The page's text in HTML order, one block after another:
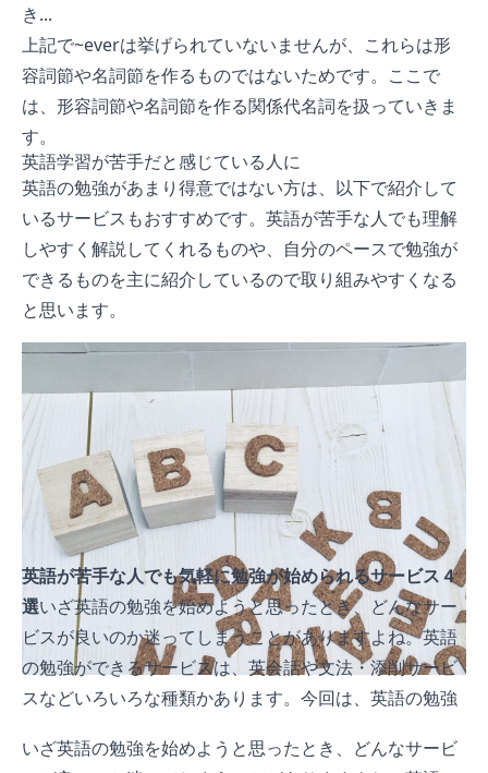
き...
上記で~everは挙げられていないませんが、これらは形
容詞節や名詞節を作るものではないためです。ここで
は、形容詞節や名詞節を作る関係代名詞を扱っていきま
す。
英語学習が苦手だと感じている人に
英語の勉強があまり得意ではない方は、以下で紹介して
いるサービスもおすすめです。英語が苦手な人でも理解
しやすく解説してくれるものや、自分のペースで勉強が
できるものを主に紹介しているので取り組みやすくなる
と思います。
英語が苦手な人でも気軽に勉強が始められるサービス４
選いざ英語の勉強を始めようと思ったとき、どんなサー
ビスが良いのか迷ってしまうことがありますよね。英語
の勉強ができるサービスは、英会話や文法・添削サービ
スなどいろいろな種類かあります。今回は、英語の勉強
いざ英語の勉強を始めようと思ったとき、どんなサービ